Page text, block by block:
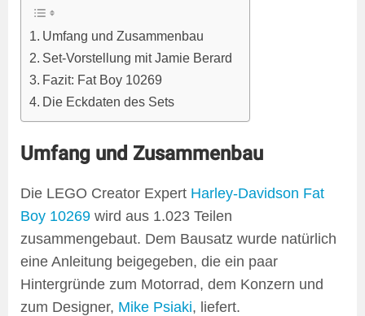
Umfang und Zusammenbau
Set-Vorstellung mit Jamie Berard
Fazit: Fat Boy 10269
Die Eckdaten des Sets
Umfang und Zusammenbau
Die LEGO Creator Expert Harley-Davidson Fat
Boy 10269 wird aus 1.023 Teilen
zusammengebaut. Dem Bausatz wurde natürlich
eine Anleitung beigegeben, die ein paar
Hintergründe zum Motorrad, dem Konzern und
zum Designer, Mike Psiaki, liefert.